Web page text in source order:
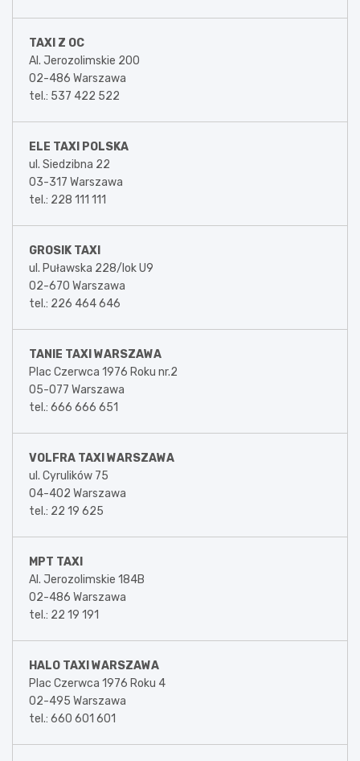
TAXI Z OC
Al. Jerozolimskie 200
02-486 Warszawa
tel.: 537 422 522
ELE TAXI POLSKA
ul. Siedzibna 22
03-317 Warszawa
tel.: 228 111 111
GROSIK TAXI
ul. Puławska 228/lok U9
02-670 Warszawa
tel.: 226 464 646
TANIE TAXI WARSZAWA
Plac Czerwca 1976 Roku nr.2
05-077 Warszawa
tel.: 666 666 651
VOLFRA TAXI WARSZAWA
ul. Cyrulików 75
04-402 Warszawa
tel.: 22 19 625
MPT TAXI
Al. Jerozolimskie 184B
02-486 Warszawa
tel.: 22 19 191
HALO TAXI WARSZAWA
Plac Czerwca 1976 Roku 4
02-495 Warszawa
tel.: 660 601 601